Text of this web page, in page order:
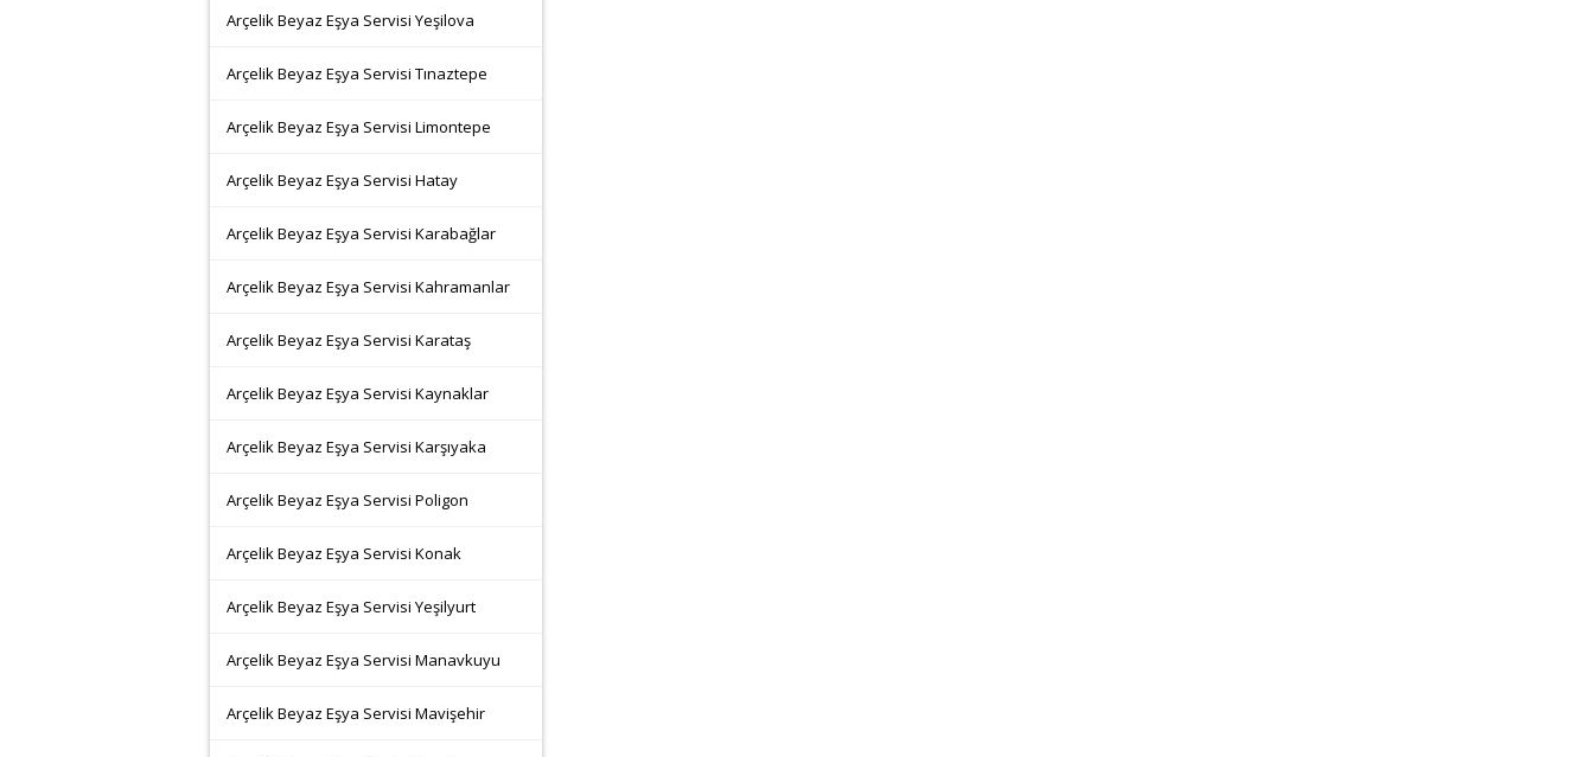
Arçelik Beyaz Eşya Servisi Yeşilova
Arçelik Beyaz Eşya Servisi Tınaztepe
Arçelik Beyaz Eşya Servisi Limontepe
Arçelik Beyaz Eşya Servisi Hatay
Arçelik Beyaz Eşya Servisi Karabağlar
Arçelik Beyaz Eşya Servisi Kahramanlar
Arçelik Beyaz Eşya Servisi Karataş
Arçelik Beyaz Eşya Servisi Kaynaklar
Arçelik Beyaz Eşya Servisi Karşıyaka
Arçelik Beyaz Eşya Servisi Poligon
Arçelik Beyaz Eşya Servisi Konak
Arçelik Beyaz Eşya Servisi Yeşilyurt
Arçelik Beyaz Eşya Servisi Manavkuyu
Arçelik Beyaz Eşya Servisi Mavişehir